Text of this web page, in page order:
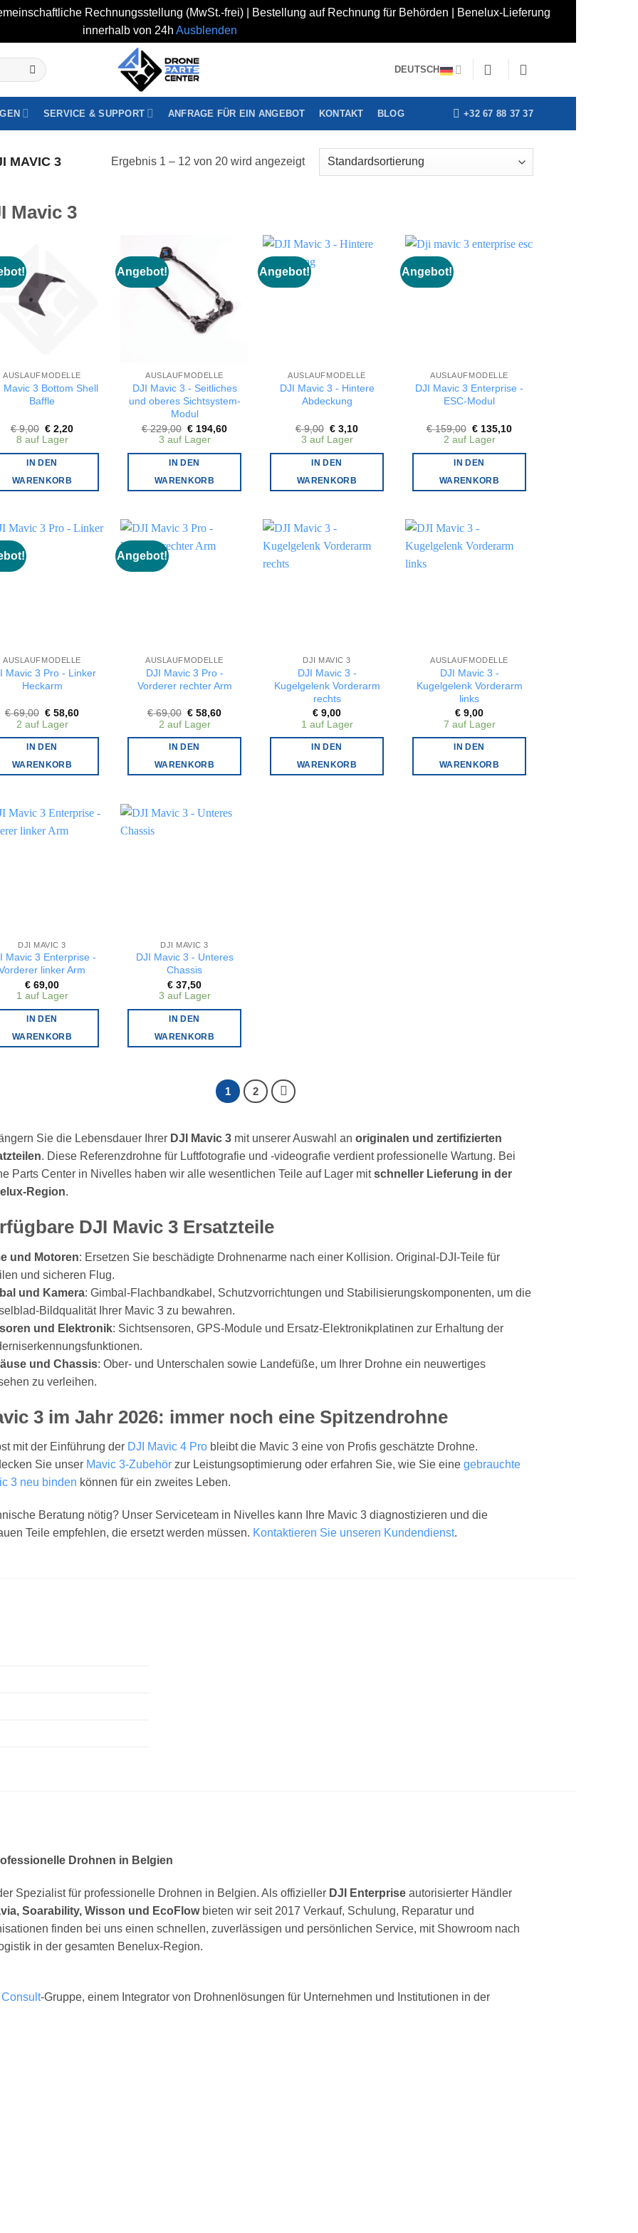
Rechnungsstellung (MwSt.-frei) | Bestellung auf Rechnung für Behörden | Benelux-Lieferung
innerhalb von 24h Ausblenden
DEUTSCH
SERVICE & SUPPORT ANFRAGE FÜR EIN ANGEBOT KONTAKT BLOG +32 67 88 37 37
MAVIC 3 Ergebnis 1 – 12 von 20 wird angezeigt
Mavic 3
AUSLAUFMODELLE
Mavic 3 Bottom Shell
Baffle
€9,00 Ursprünglicher
Preis
war:
€ 9,00
€ 2,20Aktueller
€ 2,20.
8 auf Lager
IN DEN
WARENKORB
Angebot!
AUSLAUFMODELLE
DJI Mavic 3 - Seitliches
und oberes Sichtsystem-
Modul
€229,00 Ursprünglicher
Preis
war:
€ 229,00
€ 194,60Aktueller
€ 194,60.
3 auf Lager
IN DEN
WARENKORB
Angebot!
AUSLAUFMODELLE
DJI Mavic 3 - Hintere
Abdeckung
€9,00 Ursprünglicher
Preis
war:
€ 9,00
€ 3,10Aktueller
€ 3,10.
3 auf Lager
IN DEN
WARENKORB
Angebot!
AUSLAUFMODELLE
DJI Mavic 3 Enterprise -
ESC-Modul
€159,00 Ursprünglicher
Preis
war:
€ 159,00
€ 135,10Aktueller
€ 135,10.
2 auf Lager
IN DEN
WARENKORB
AUSLAUFMODELLE
Mavic 3 Pro - Linker
Heckarm
€69,00 Ursprünglicher
Preis
war:
€ 69,00
€ 58,60Aktueller
€ 58,60.
2 auf Lager
IN DEN
WARENKORB
Angebot!
AUSLAUFMODELLE
DJI Mavic 3 Pro -
Vorderer rechter Arm
€69,00 Ursprünglicher
Preis
war:
€ 69,00
€ 58,60Aktueller
€ 58,60.
2 auf Lager
IN DEN
WARENKORB
DJI MAVIC 3
DJI Mavic 3 -
Kugelgelenk Vorderarm
rechts
€ 9,00
1 auf Lager
IN DEN
WARENKORB
AUSLAUFMODELLE
DJI Mavic 3 -
Kugelgelenk Vorderarm
links
€ 9,00
7 auf Lager
IN DEN
WARENKORB
DJI MAVIC 3
Mavic 3 Enterprise -
linker Arm
€ 69,00
1 auf Lager
IN DEN
WARENKORB
DJI MAVIC 3
DJI Mavic 3 - Unteres
Chassis
€ 37,50
3 auf Lager
IN DEN
WARENKORB
1 2
Sie die Lebensdauer Ihrer DJI Mavic 3 mit unserer Auswahl an originalen und zertifizierten
. Diese Referenzdrohne für Luftfotografie und -videografie verdient professionelle Wartung. Bei
Parts Center in Nivelles haben wir alle wesentlichen Teile auf Lager mitschneller Lieferung in der
Region.
DJI Mavic 3 Ersatzteile
und Motoren: Ersetzen Sie beschädigte Drohnenarme nach einer Kollision. Original-DJI-Teile für
und sicheren Flug.
und Kamera: Gimbal-Flachbandkabel, Schutzvorrichtungen und Stabilisierungskomponenten, um die
Bildqualität Ihrer Mavic 3 zu bewahren.
und Elektronik: Sichtsensoren, GPS-Module und Ersatz-Elektronikplatinen zur Erhaltung der
und Chassis: Ober- und Unterschalen sowie Landefüße, um Ihrer Drohne ein neuwertiges
zu verleihen.
3 im Jahr 2026: immer noch eine Spitzendrohne
mit der Einführung der DJI Mavic 4 Pro bleibt die Mavic 3 eine von Profis geschätzte Drohne.
Sie unser Mavic 3-Zubehör zur Leistungsoptimierung oder erfahren Sie, wie Sie eine gebrauchte
3 neu binden können für ein zweites Leben.
Beratung nötig? Unser Serviceteam in Nivelles kann Ihre Mavic 3 diagnostizieren und die
Teile empfehlen, die ersetzt werden müssen. Kontaktieren Sie unseren Kundendienst.
Drohnen in Belgien
Spezialist für professionelle Drohnen in Belgien. Als offizieller DJI Enterprise autorisierter Händler
Soarability, Wisson und EcoFlowbieten wir seit 2017 Verkauf, Schulung, Reparatur und
finden bei uns einen schnellen, zuverlässigen und persönlichen Service, mit Showroom nach
in der gesamten Benelux-Region.
-Gruppe, einem Integrator von Drohnenlösungen für Unternehmen und Institutionen in der